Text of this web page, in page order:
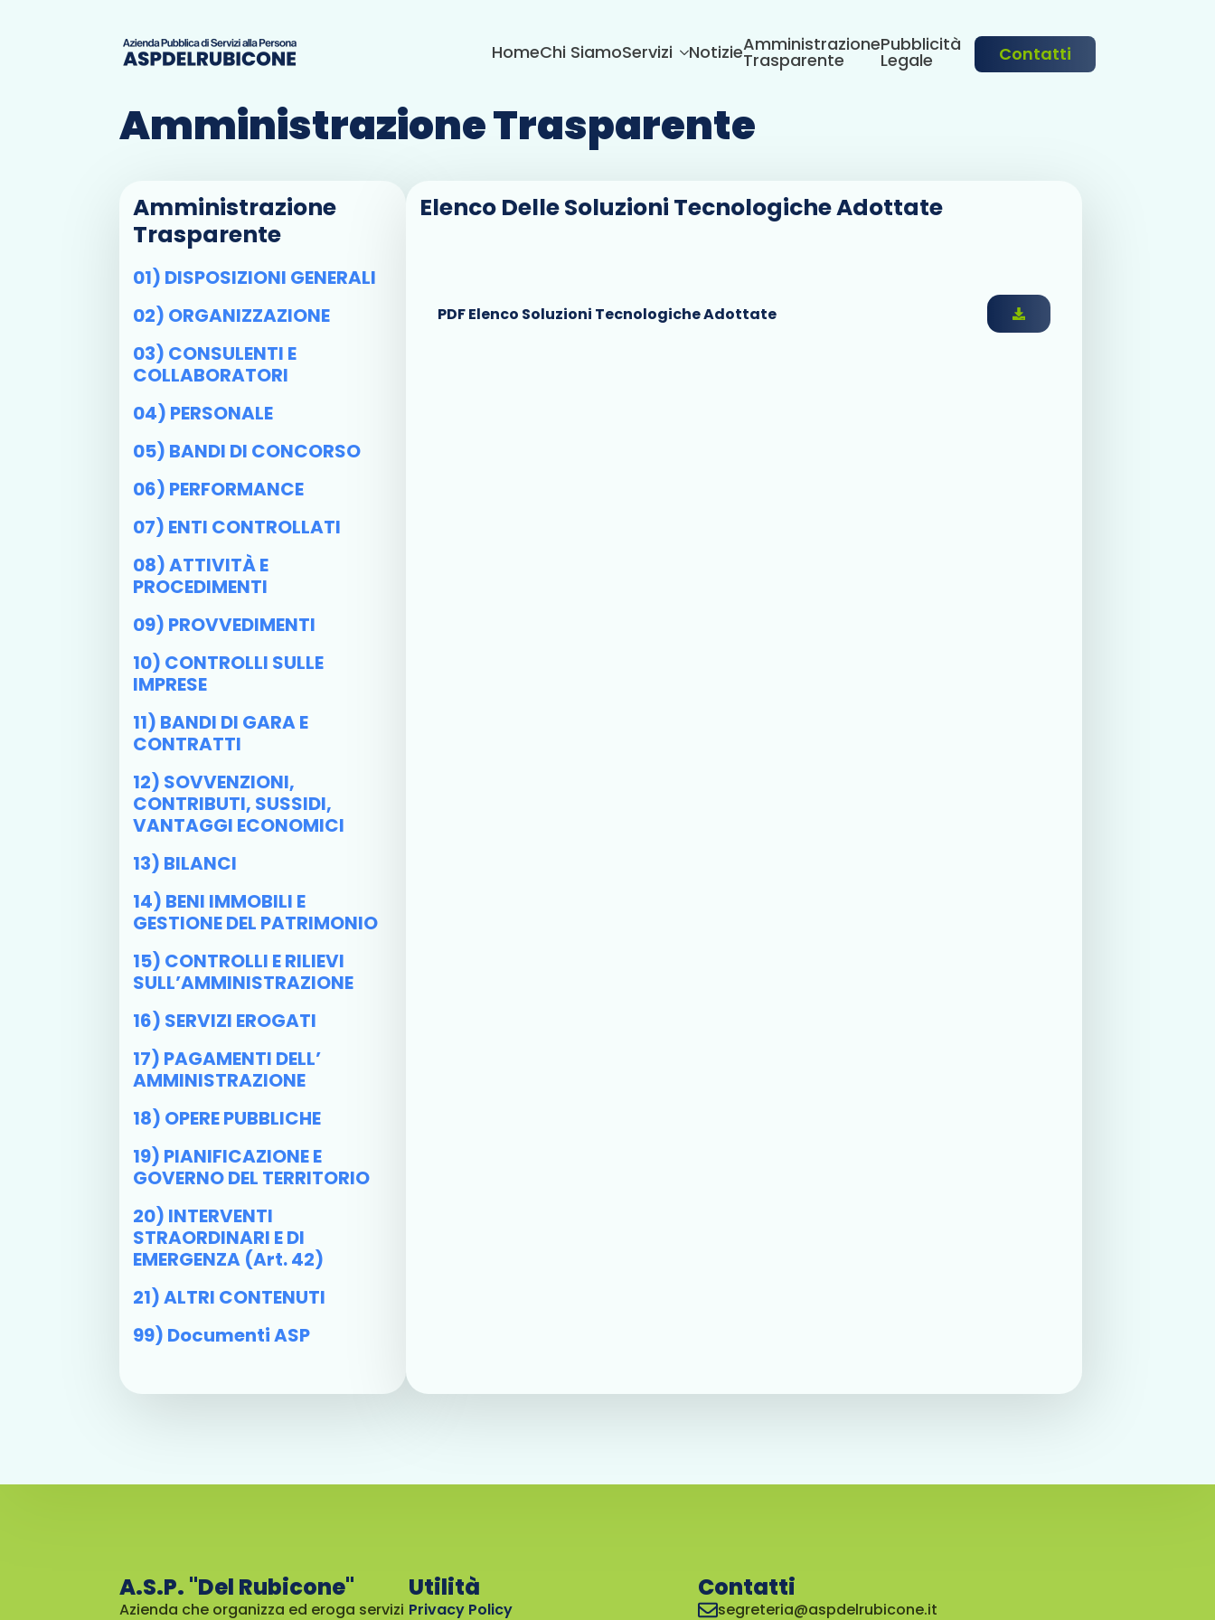
HomeChi SiamoServizi NotizieAmministrazione
Trasparente
Pubblicità
Legale Contatti
Amministrazione Trasparente
Amministrazione
Trasparente
01) DISPOSIZIONI GENERALI
02) ORGANIZZAZIONE
03) CONSULENTI E
COLLABORATORI
04) PERSONALE
05) BANDI DI CONCORSO
06) PERFORMANCE
07) ENTI CONTROLLATI
08) ATTIVITÀ E
PROCEDIMENTI
09) PROVVEDIMENTI
10) CONTROLLI SULLE
IMPRESE
11) BANDI DI GARA E
CONTRATTI
12) SOVVENZIONI,
CONTRIBUTI, SUSSIDI,
VANTAGGI ECONOMICI
13) BILANCI
14) BENI IMMOBILI E
GESTIONE DEL PATRIMONIO
15) CONTROLLI E RILIEVI
SULL’AMMINISTRAZIONE
16) SERVIZI EROGATI
17) PAGAMENTI DELL’
AMMINISTRAZIONE
18) OPERE PUBBLICHE
19) PIANIFICAZIONE E
GOVERNO DEL TERRITORIO
20) INTERVENTI
STRAORDINARI E DI
EMERGENZA (art. 42)
21) ALTRI CONTENUTI
99) Documenti ASP
Elenco Delle Soluzioni Tecnologiche Adottate
PDF Elenco Soluzioni Tecnologiche Adottate
A.S.P. "Del Rubicone"
Azienda che organizza ed eroga servizi
Utilità
Privacy Policy
Contatti
segreteria@aspdelrubicone.it